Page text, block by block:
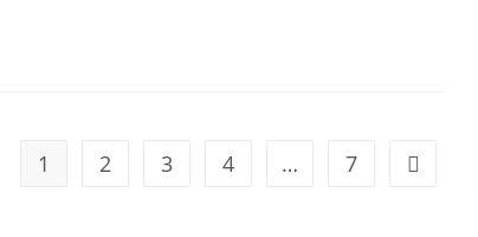
1 2 3 4 … 7 Go to